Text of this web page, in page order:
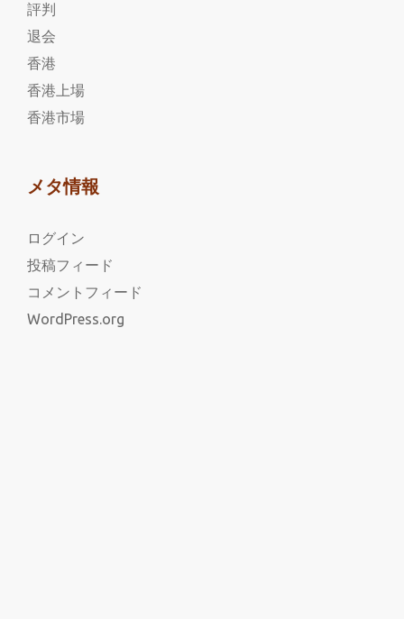
評判
退会
香港
香港上場
香港市場
メタ情報
ログイン
投稿フィード
コメントフィード
WordPress.org